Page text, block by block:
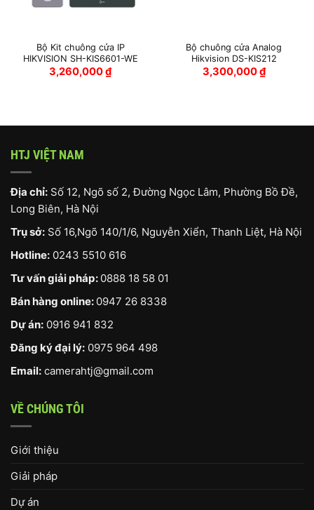
Bộ Kit chuông cửa IP
HIKVISION SH-KIS6601-WE
3,260,000₫
Bộ chuông cửa Analog
Hikvision DS-KIS212
3,300,000₫
HTJ VIỆT NAM
Địa chỉ: Số 12, Ngõ số 2, Đường Ngọc Lâm, Phường Bồ Đề,
Long Biên, Hà Nội
Trụ sở: Số 16,Ngõ 140/1/6, Nguyễn Xiển, Thanh Liệt, Hà Nội
Hotline: 0243 5510 616
Tư vấn giải pháp: 0888 18 58 01
Bán hàng online: 0947 26 8338
Dự án: 0916 941 832
Đăng ký đại lý: 0975 964 498
Email: camerahtj@gmail.com
VỀ CHÚNG TÔI
Giới thiệu
Giải pháp
Dự án